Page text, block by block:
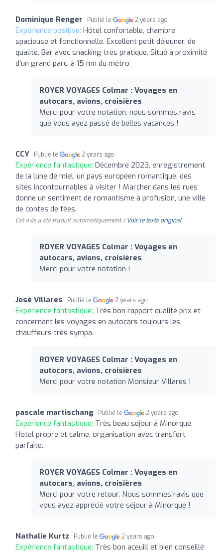
Dominique Renger Publié le 2 years ago
Expérience positive: Hôtel confortable, chambre
spacieuse et fonctionnelle. Excellent petit déjeuner, de
qualité. Bar avec snacking très pratique. Situé à proximité
d'un grand parc, à 15 mn du métro
ROYER VOYAGES Colmar : Voyages en
autocars, avions, croisières
Merci pour votre notation, nous sommes ravis
que vous ayez passé de belles vacances !
CCY Publié le 2 years ago
Expérience fantastique: Décembre 2023, enregistrement
de la lune de miel, un pays européen romantique, des
sites incontournables à visiter ! Marcher dans les rues
donne un sentiment de romantisme à profusion, une ville
de contes de fées.
Cet avis a été traduit automatiquement. | Voir le texte original
ROYER VOYAGES Colmar : Voyages en
autocars, avions, croisières
Merci pour votre notation !
José Villares Publié le 2 years ago
Expérience fantastique: Très bon rapport qualité prix et
concernant les voyages en autocars toujours les
chauffeurs très sympa.
ROYER VOYAGES Colmar : Voyages en
autocars, avions, croisières
Merci pour votre notation Monsieur Villares !
pascale martischang Publié le 2 years ago
Expérience fantastique: Très beau séjour à Minorque,
Hotel propre et calme, organisation avec transfert
parfaite.
ROYER VOYAGES Colmar : Voyages en
autocars, avions, croisières
Merci pour votre retour. Nous sommes ravis que
vous ayez apprécié votre séjour à Minorque !
Nathalie Kurtz Publié le 2 years ago
Expérience fantastique: Très bon aceuill et bien conseillé